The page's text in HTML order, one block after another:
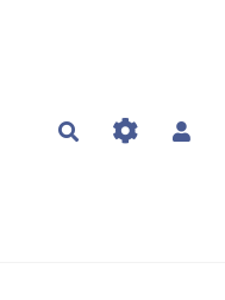
Rechercher